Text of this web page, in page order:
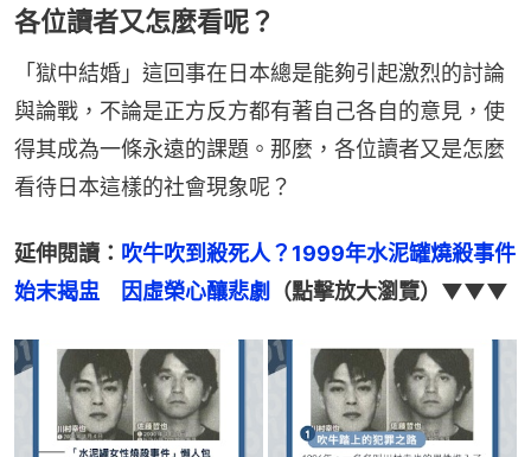
各位讀者又怎麼看呢？
「獄中結婚」這回事在日本總是能夠引起激烈的討論
與論戰，不論是正方反方都有著自己各自的意見，使
得其成為一條永遠的課題。那麼，各位讀者又是怎麼
看待日本這樣的社會現象呢？
延伸閱讀： 吹牛吹到殺死人？1999年水泥罐燒殺事件
始末揭盅　因虛榮心釀悲劇
（點擊放大瀏覽）▼▼▼